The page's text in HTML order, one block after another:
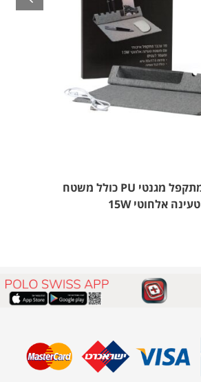
פד עכבר מתקפל מגנטי PU כולל משטח
טעינה אלחוטי 15W